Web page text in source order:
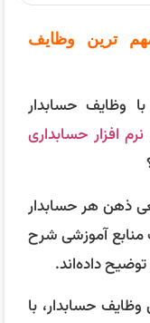
ترین وظایف
وظایف حسابدار
نرم افزار حسابداری
ذهن هر حسابدار
منابع آموزشی شرح
داده‌اند.
حسابدار، با